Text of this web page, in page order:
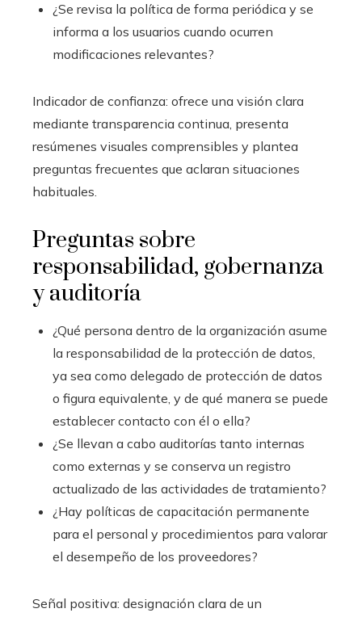
¿Se revisa la política de forma periódica y se
informa a los usuarios cuando ocurren
modificaciones relevantes?
Indicador de confianza: ofrece una visión clara
mediante transparencia continua, presenta
resúmenes visuales comprensibles y plantea
preguntas frecuentes que aclaran situaciones
habituales.
Preguntas sobre
responsabilidad, gobernanza
y auditoría
¿Qué persona dentro de la organización asume
la responsabilidad de la protección de datos,
ya sea como delegado de protección de datos
o figura equivalente, y de qué manera se puede
establecer contacto con él o ella?
¿Se llevan a cabo auditorías tanto internas
como externas y se conserva un registro
actualizado de las actividades de tratamiento?
¿Hay políticas de capacitación permanente
para el personal y procedimientos para valorar
el desempeño de los proveedores?
Señal positiva: designación clara de un